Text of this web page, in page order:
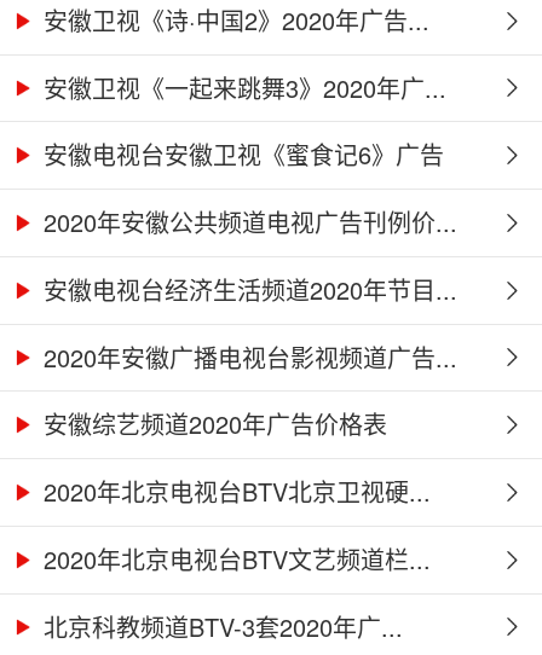
安徽卫视《诗·中国2》2020年广告...
安徽卫视《一起来跳舞3》2020年广...
安徽电视台安徽卫视《蜜食记6》广告
合...2020年安徽公共频道电视广告刊例价...
安徽电视台经济生活频道2020年节目...
2020年安徽广播电视台影视频道广告...
安徽综艺频道2020年广告价格表
2020年北京电视台BTV北京卫视硬...
2020年北京电视台BTV文艺频道栏...
北京科教频道BTV-3套2020年广...